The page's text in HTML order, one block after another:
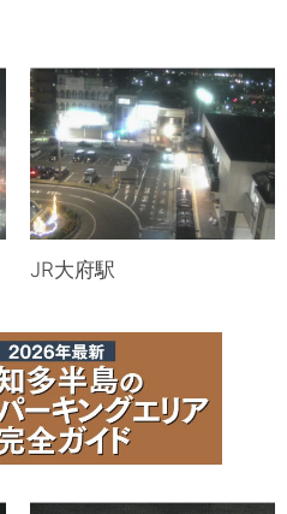
JR大府駅